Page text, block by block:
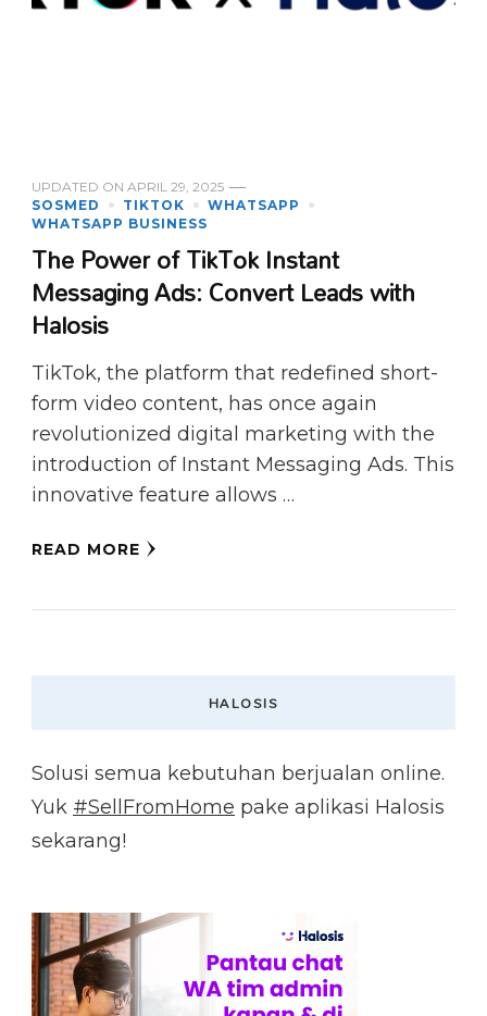
UPDATED ON APRIL 29, 2025
SOSMED
TIKTOK
WHATSAPP
WHATSAPP BUSINESS
The Power of TikTok Instant
Messaging Ads: Convert Leads with
Halosis
TikTok, the platform that redefined short-
form video content, has once again
revolutionized digital marketing with the
introduction of Instant Messaging Ads. This
innovative feature allows …
READ MORE
HALOSIS
Solusi semua kebutuhan berjualan online.
Yuk #SellFromHome pake aplikasi Halosis
sekarang!